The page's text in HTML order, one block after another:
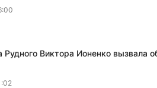
Рудного Виктора Ионенко вызвала